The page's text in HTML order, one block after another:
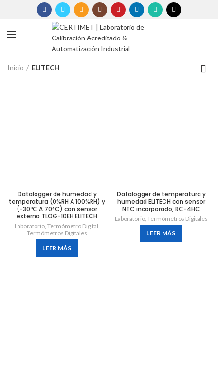
Inicio ELITECH
Datalogger de humedad y
temperatura (0%RH A 100%RH) y
(-30ºC A 70°C) con sensor
externo TLOG-10EH ELITECH
Laboratorio, Termómetro Digital,
Termómetros Digitales
LEER MÁS
Datalogger de temperatura y
humedad ELITECH con sensor
NTC incorporado, RC-4HC
Laboratorio, Termómetros Digitales
LEER MÁS